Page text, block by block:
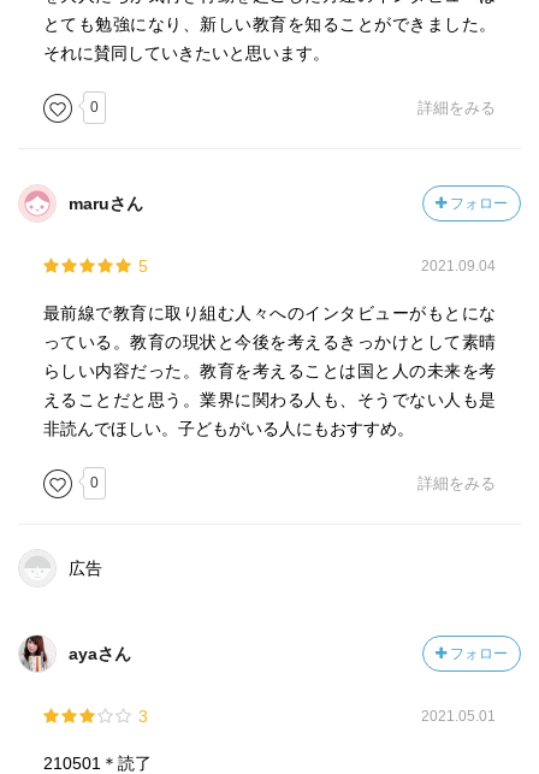
とても勉強になり、新しい教育を知ることができました。
それに賛同していきたいと思います。
0 詳細をみる
maruさん フォロー
5 2021.09.04
最前線で教育に取り組む人々へのインタビューがもとにな
っている。教育の現状と今後を考えるきっかけとして素晴
らしい内容だった。教育を考えることは国と人の未来を考
えることだと思う。業界に関わる人も、そうでない人も是
非読んでほしい。子どもがいる人にもおすすめ。
0 詳細をみる
広告
ayaさん フォロー
3 2021.05.01
210501＊読了